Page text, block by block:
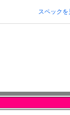
スペックを